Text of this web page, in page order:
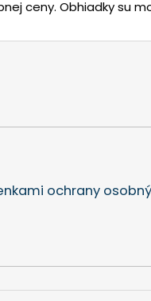
ceny. Obhiadky su
ochrany